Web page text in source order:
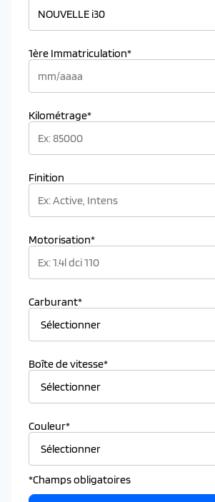
1ère Immatriculation*
Kilométrage*
Finition
Motorisation*
Carburant*
Boîte de vitesse*
Couleur*
*Champs obligatoires